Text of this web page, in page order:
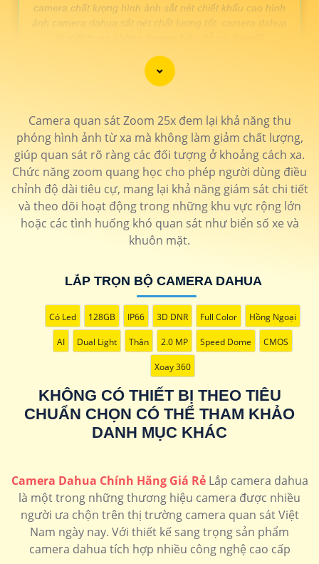
camera chất lượng hình ảnh sắt nét chiết khấu cao hình
ảnh camera dahua sắt nét chất lượng tốt. camera dahua
GIÁ LẮP
🔮 Lắp camera Dahua quay xoay/td>
🔷 330.000 VNĐ Camera xoay 360 zoom xa hình ảnh sắt nét Camera
Speedom
🔊 Camera IP Dahua giá rẻ
🔖120.000 VNĐCamera Ip hình ảnh FULL HD 1080p hồng ngoại
DH-IPC-HDW1230DT1-S5
680.000 VNĐChất lượng full hd báo động chống trộm chủ động
🏅 Camera Dahua giá rẻ FULL HD
120.000 VNĐ hồng ngoại 30m độ phân giải full hd 1080P
IPC-HDW1230T1P-S5
💰 Camera Dahua 4k Rẻ Nhất
🔖400.000 VNĐ Camera Thân hồng ngoại độ phân giải 4kDH-
HAC-HFW1801DP
🔔 Camera Dahua FULL Color
Camera
speedom
Camera
Ip
Dahua
Camera
4k
Dahua
camera
2k
Dahua
Camera
Ai
dahua
Camera quan sát Zoom 25x đem lại khả năng thu
phóng hình ảnh từ xa mà không làm giảm chất lượng,
giúp quan sát rõ ràng các đối tượng ở khoảng cách xa.
Chức năng zoom quang học cho phép người dùng điều
chỉnh độ dài tiêu cự, mang lại khả năng giám sát chi tiết
và theo dõi hoạt động trong những khu vực rộng lớn
hoặc các tình huống khó quan sát như biển số xe và
khuôn mặt.
LẮP TRỌN BỘ CAMERA DAHUA
Có Led 128GB IP66 3D DNR Full Color Hồng Ngoại
AI Dual Light Thân 2.0 MP Speed Dome CMOS
Xoay 360
KHÔNG CÓ THIẾT BỊ THEO TIÊU
CHUẨN CHỌN CÓ THỂ THAM KHẢO
DANH MỤC KHÁC
Camera Dahua Chính Hãng Giá RẻLắp camera dahua
là một trong những thương hiệu camera được nhiều
người ưa chộn trên thị trường camera quan sát Việt
Nam ngày nay. Với thiết kế sang trọng sản phẩm
camera dahua tích hợp nhiều công nghệ cao cấp